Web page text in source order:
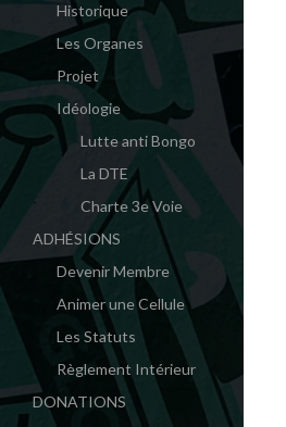
Historique
Les Organes
Projet
Idéologie
Lutte anti Bongo
La DTE
Charte 3e Voie
ADHÉSIONS
Devenir Membre
Animer une Cellule
Les Statuts
Règlement Intérieur
DONATIONS